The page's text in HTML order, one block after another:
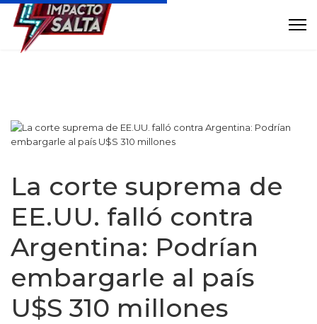
La corte suprema de
EE.UU. falló contra
Argentina: Podrían
embargarle al país
U$S 310 millones